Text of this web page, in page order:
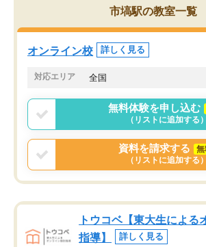
がら頑張って欲しいと思います！
市塙駅の教室一覧
オンライン校 詳しく見る
対応エリア 全国
無料体験を申し込む
（リストに追加する）
資料を請求する
（リストに追加する）
トウコベ【東大生による
指導】
詳しく見る